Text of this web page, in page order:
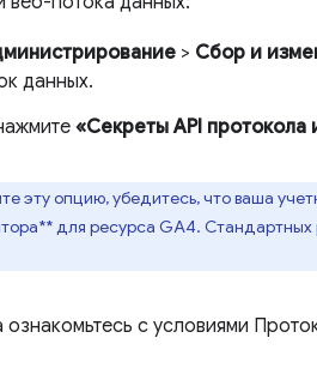
> Сбор и
данных.
«Секреты API протокола
эту опцию, убедитесь, что ваша
для ресурса GA4.
с условиями